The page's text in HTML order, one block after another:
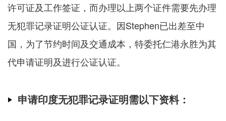
许可证及工作签证，而办理以上两个证件需要先办理
无犯罪记录证明公证认证。因Stephen已出差至中
国，为了节约时间及交通成本，特委托仁港永胜为其
代申请证明及进行公证认证。
申请印度无犯罪记录证明需以下资料：